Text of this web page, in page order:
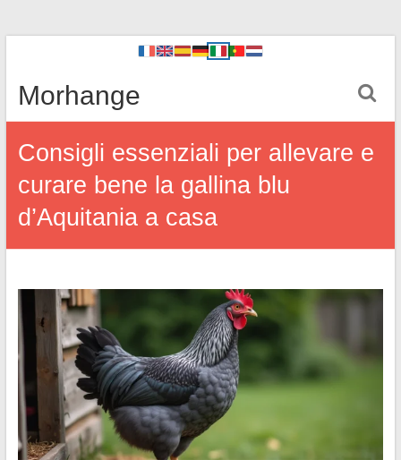
Morhange
Consigli essenziali per allevare e
curare bene la gallina blu
d’Aquitania a casa